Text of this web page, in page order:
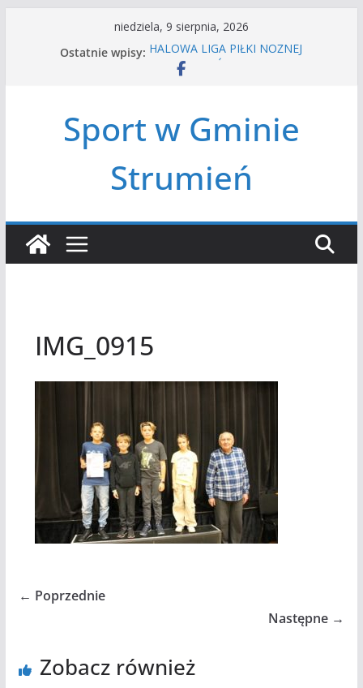
niedziela, 9 sierpnia, 2026
Ostatnie wpisy: HALOWA LIGA PIŁKI NOŻNEJ
LATO W MIEŚCIE’2026
Czwórbój lekkoatletyczny
Sport w Gminie
Strumień
IMG_0915
← Poprzednie
Następne →
Zobacz również